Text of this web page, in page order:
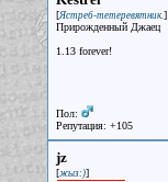
[Ястреб-тетеревятник.]
Прирожденный Джаец
1.13 forever!
Пол:
Репутация: +105
jz
[жыз:)]